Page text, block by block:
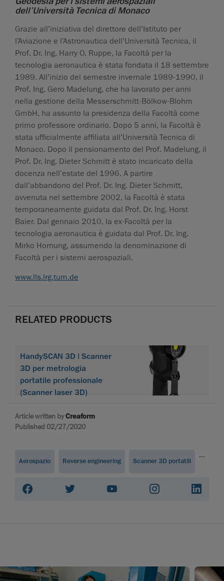
dell’Università Tecnica di Monaco
Grazie all’iniziativa del direttore dell’Istituto per
l’Aviazione e l’Astronautica dell’Università Tecnica, il
Prof. Dr. Ing. Harry O. Ruppe, la Facoltà per la
tecnologia aeronautica è stata fondata il 18 settembre
1989. All’inizio del semestre invernale 1989-1990, il
Prof. Ing. Gero Madelung, che ha lavorato per anni
nella gestione della Messerschmitt-Bölkow-Blohm
GmbH, ha assunto la presidenza della Facoltà come
primo professore ordinario. Dopo 5 anni, la Facoltà è
stata ufficialmente affiliata all’Università Tecnica di
Monaco. Dopo il pensionamento del Prof. Madelung, il
Prof. Dr. Ing. Dieter Schmitt è stato incaricato della
docenza nell’estate del 1996. A partire
dall’abbandono del Prof. Dr. Ing. Dieter Schmitt,
avvenuta nel settembre 2002, la Facoltà è stata
temporaneamente guidata dal Prof. Dr. Ing. Horst
Baier. Dal gennaio 2010, la ex-Facoltà per la
tecnologia aeronautica è guidata dal Prof. Dr. Ing.
Mirko Hornung, assumendo la denominazione di
Facoltà per i sistemi aerospaziali.
www.lls.lrg.tum.de
RELATED PRODUCTS
HandySCAN 3D | Scanner
3D per metrologia
portatile professionale
(Scanner laser 3D)
Article written byCreaform
Published 02/27/2020
Aerospazio Reverse engineering Scanner 3D portatili
...